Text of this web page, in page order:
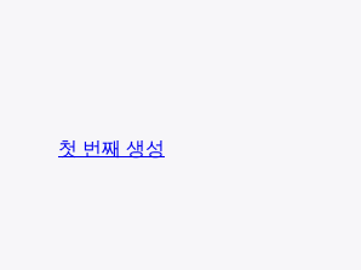
첫 번째 생성